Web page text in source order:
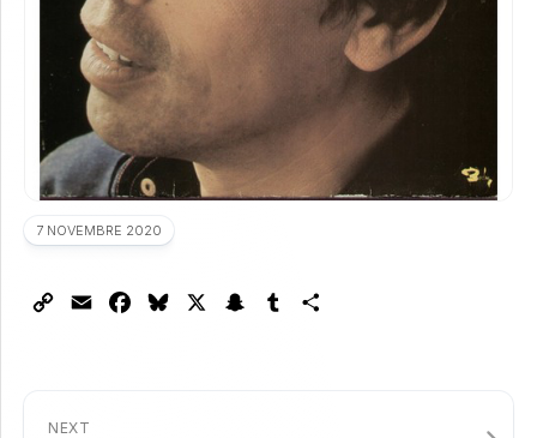
7 NOVEMBRE 2020
Copy Email FacebookBluesky Snapchat
Tumblr
NEXT